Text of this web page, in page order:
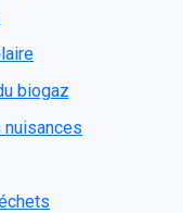
biogaz